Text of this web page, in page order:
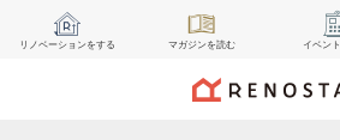
リノベーションをする マガジンを読む イベント